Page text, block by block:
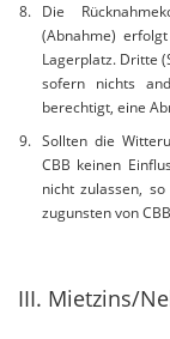
Die
(Abnahme)
Lagerplatz. Dritte
sofern nichts
berechtigt, eine
Sollten die
CBB keinen
nicht zulassen,
zugunsten von
III. Mietzins/